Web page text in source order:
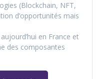
(Blockchain, NFT,
d’opportunités mais
en France et
des composantes